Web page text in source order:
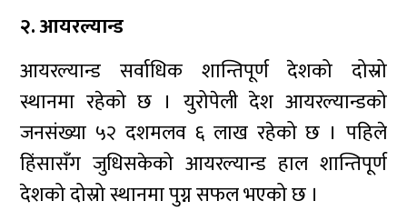
२. आयरल्यान्ड
आयरल्यान्ड सर्वाधिक शान्तिपूर्ण देशको दोस्रो
स्थानमा रहेको छ । युरोपेली देश आयरल्यान्डको
जनसंख्या ५२ दशमलव ६ लाख रहेको छ । पहिले
हिंसासँग जुधिसकेको आयरल्यान्ड हाल शान्तिपूर्ण
देशको दोस्रो स्थानमा पुग्न सफल भएको छ ।